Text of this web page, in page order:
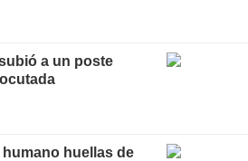
a un poste
humano huellas de